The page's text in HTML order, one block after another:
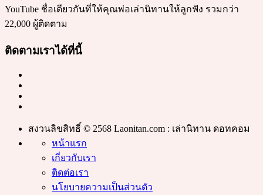
YouTube ชื่อเดียวกันที่ให้คุณพ่อเล่านิทานให้ลูกฟัง รวมกว่า
22,000 ผู้ติดตาม
ติดตามเราได้ที่นี้
สงวนลิขสิทธิ์ © 2568 Laonitan.com : เล่านิทาน ดอทคอม
หน้าแรก
เกี่ยวกับเรา
ติดต่อเรา
นโยบายความเป็นส่วนตัว